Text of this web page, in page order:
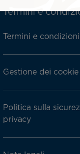
Termini e
Termini e condizioni
Gestione dei cookie
Politica sulla
privacy